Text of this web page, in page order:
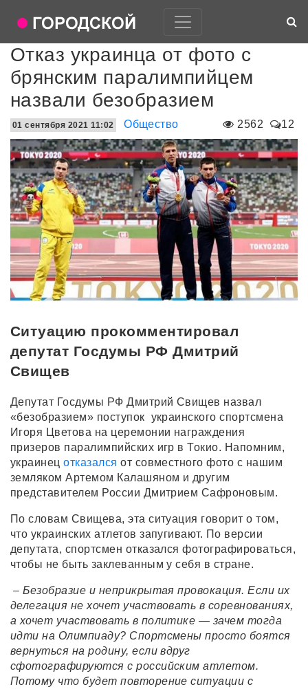
Отказ украинца от фото с
брянским паралимпийцем
назвали безобразием
2562 12
01 сентября 2021 11:02 Общество
Ситуацию прокомментировал
депутат Госдумы РФ Дмитрий
Свищев
Депутат Госдумы РФ Дмитрий Свищев назвал
«безобразием» поступок украинского спортсмена
Игоря Цветова на церемонии награждения
призеров паралимпийских игр в Токио. Напомним,
украинецотказался от совместного фото с нашим
земляком Артемом Калашяном и другим
представителем России Дмитрием Сафроновым.
По словам Свищева, эта ситуация говорит о том,
что украинских атлетов запугивают. По версии
депутата, спортсмен отказался фотографироваться,
чтобы не быть заклеванным у себя в стране.
– Безобразие и неприкрытая провокация. Если их
делегация не хочет участвовать в соревнованиях,
а хочет участвовать в политике — зачем тогда
идти на Олимпиаду? Спортсмены просто боятся
вернуться на родину, если вдруг
сфотографируются с российским атлетом.
Потому что будет повторение ситуации с